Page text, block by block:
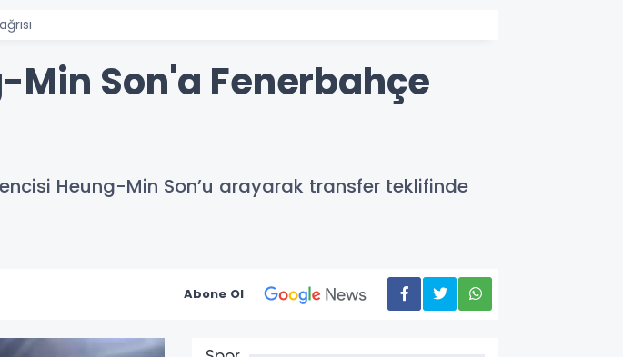
Son'a Fenerbahçe
Heung-Min Son’u arayarak transfer teklifinde
Abone Ol